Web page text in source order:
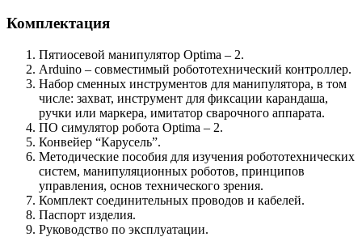
Комплектация
Пятиосевой манипулятор Optima – 2.
Arduino – совместимый робототехнический контроллер.
Набор сменных инструментов для манипулятора, в том
числе: захват, инструмент для фиксации карандаша,
ручки или маркера, имитатор сварочного аппарата.
ПО симулятор робота Optima – 2.
Конвейер “Карусель”.
Методические пособия для изучения робототехнических
систем, манипуляционных роботов, принципов
управления, основ технического зрения.
Комплект соединительных проводов и кабелей.
Паспорт изделия.
Руководство по эксплуатации.